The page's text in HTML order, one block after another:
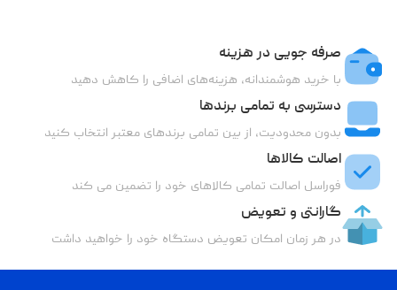
صرفه جویی در هزینه
با خرید هوشمندانه، هزینه‌های اضافی را کاهش دهید
دسترسی به تمامی برندها
بدون محدودیت، از بین تمامی برندهای معتبر انتخاب کنید
اصالت کالاها
فوراسل اصالت تمامی کالاهای خود را تضمین می کند
گارانتی و تعویض
در هر زمان امکان تعویض دستگاه خود را خواهید داشت